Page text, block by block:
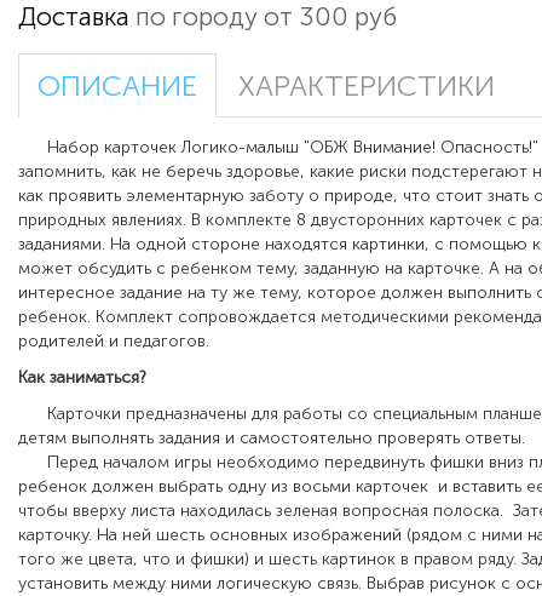
Доставка по городу от 300 руб
ОПИСАНИЕ ХАРАКТЕРИСТИКИ
Набор карточек Логико-малыш "ОБЖ Внимание!
запомнить, как не беречь здоровье, какие риски подстерегают
как проявить элементарную заботу о природе, что стоит знать
природных явлениях. В комплекте 8 двусторонних карточек с
заданиями. На одной стороне находятся картинки, с помощью
может обсудить с ребенком тему, заданную на карточке. А на
интересное задание на ту же тему, которое должен выполнить
ребенок. Комплект сопровождается методическими
родителей и педагогов.
Как заниматься?
Карточки предназначены для работы со специальным
детям выполнять задания и самостоятельно проверять ответы.
Перед началом игры необходимо передвинуть фишки вниз
ребенок должен выбрать одну из восьми карточек и вставить
чтобы вверху листа находилась зеленая вопросная полоска.
карточку. На ней шесть основных изображений (рядом с ними
того же цвета, что и фишки) и шесть картинок в правом ряду.
установить между ними логическую связь. Выбрав рисунок с